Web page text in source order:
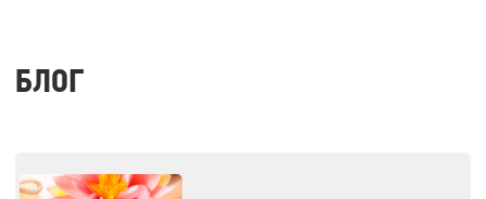
БЛОГ